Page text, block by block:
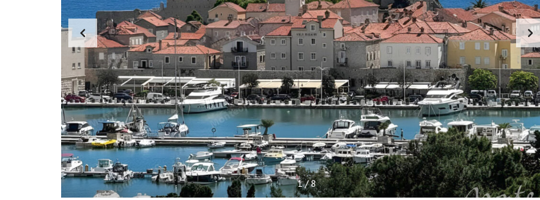
О
Л
Е
З
Я
И
Н
Ф
О
Р
М
А
Ц
И
Я
1/8